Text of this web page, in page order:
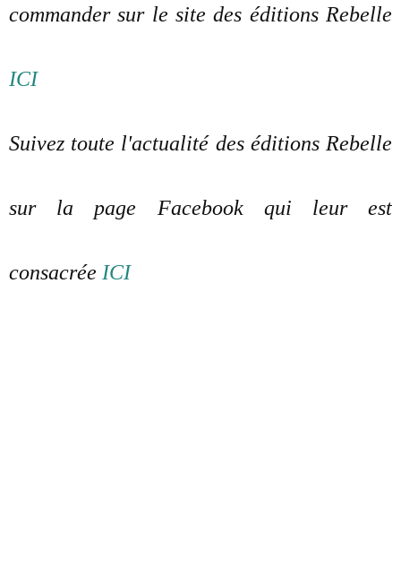
commander sur le site des éditions Rebelle
ICI
Suivez toute l'actualité des éditions Rebelle
sur la page Facebook qui leur est
consacrée ICI